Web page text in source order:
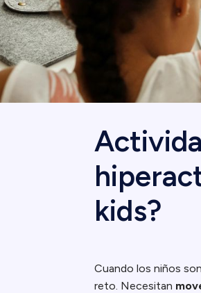
kids?
Cuando los niños
reto. Necesitan